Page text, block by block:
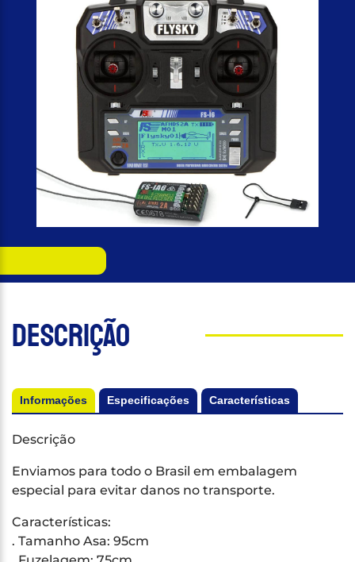
Descrição
Informações Especificações Características
Descrição
Enviamos para todo o Brasil em embalagem
especial para evitar danos no transporte.
Características:
. Tamanho Asa: 95cm